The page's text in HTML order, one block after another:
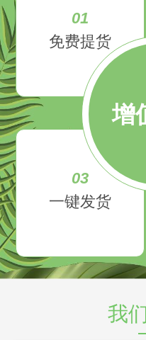
增
01
免费提货
03
一键发货
我